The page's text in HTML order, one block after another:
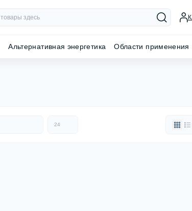
Альтернативная энергетика Области применения